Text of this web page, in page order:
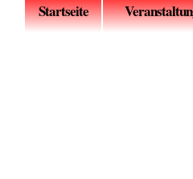
Startseite